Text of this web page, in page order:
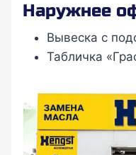
Наружнее
Вывеска с
Табличка